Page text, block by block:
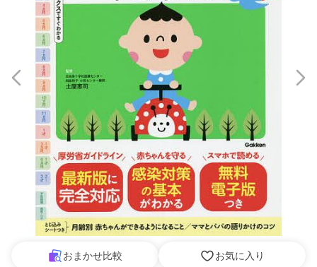
おまかせ比較 お気に入り